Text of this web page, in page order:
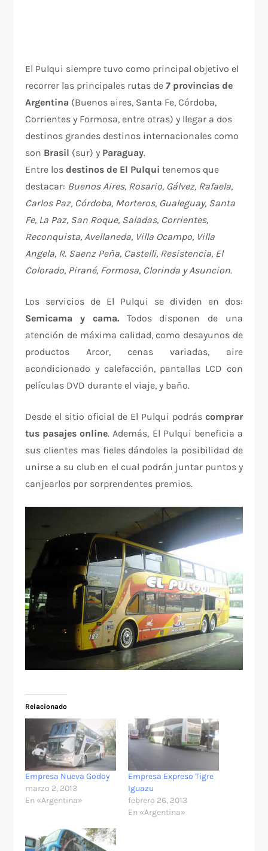
El Pulqui siempre tuvo como principal objetivo el
recorrer las principales rutas de 7 provincias de
Argentina (Buenos aires, Santa Fe, Córdoba,
Corrientes y Formosa, entre otras) y llegar a dos
destinos grandes destinos internacionales como
son Brasil (sur) y Paraguay.
Entre losdestinos de El Pulqui tenemos que
destacar: Buenos Aires, Rosario, Gálvez, Rafaela,
Carlos Paz, Córdoba, Morteros, Gualeguay, Santa
Fe, La Paz, San Roque, Saladas, Corrientes,
Reconquista, Avellaneda, Villa Ocampo, Villa
Angela, R. Saenz Peña, Castelli, Resistencia, El
Colorado, Pirané, Formosa, Clorinda y Asuncion.
Los servicios de El Pulqui se dividen en dos:
Semicama y cama. Todos disponen de una
atención de máxima calidad, como desayunos de
productos Arcor, cenas variadas, aire
acondicionado y calefacción, pantallas LCD con
películas DVD durante el viaje, y baño.
Desde el sitio oficial de El Pulqui podrás comprar
tus pasajes online. Además, El Pulqui beneficia a
sus clientes mas fieles dándoles la posibilidad de
unirse a su club en el cual podrán juntar puntos y
canjearlos por sorprendentes premios.
Relacionado
Empresa Nueva Godoy
marzo 2, 2013
En «Argentina»
Empresa Expreso Tigre
Iguazu
febrero 26, 2013
En «Argentina»